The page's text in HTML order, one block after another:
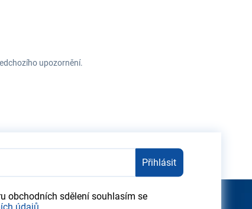
upozornění.
Přihlásit
obchodních sdělení souhlasím se